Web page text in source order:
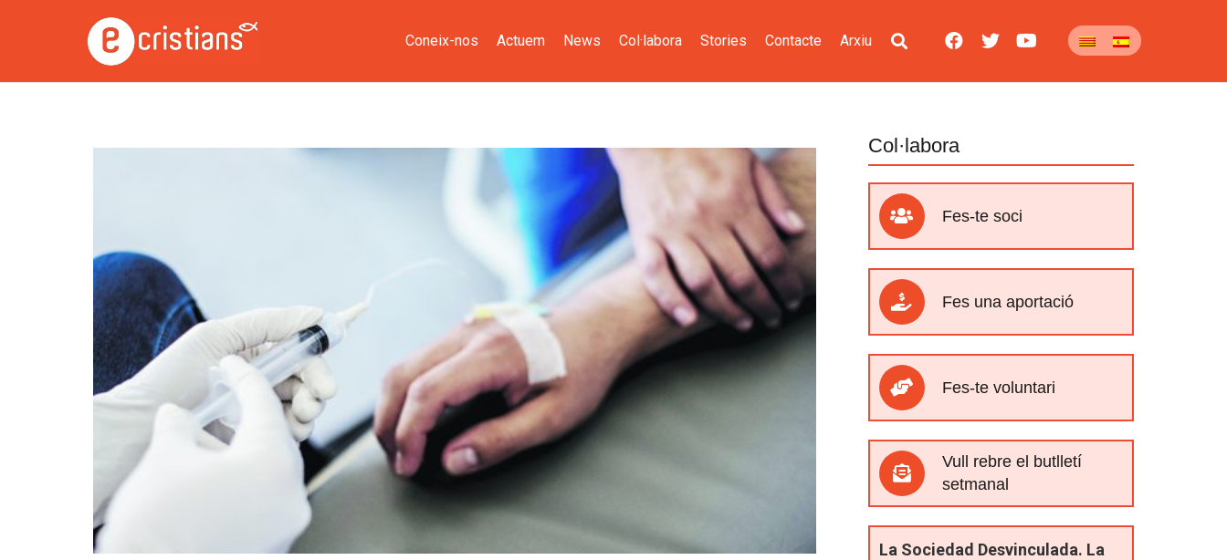
Coneix-nos Actuem News Col·labora Stories Contacte Arxiu
Col·labora
Fes-te soci
Fes una aportació
Fes-te voluntari
Vull rebre el butlletí
setmanal
La Sociedad Desvinculada. La